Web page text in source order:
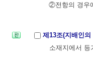
②전항의 경우
제13조(지배인
소재지에서